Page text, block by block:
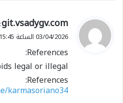
ي
ق
ل
git.vsadygv.com
:
03/04/2026 الساعة 15:45
References:
legal or illegal
References:
karmasoriano34